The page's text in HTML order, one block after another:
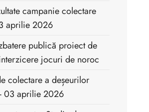
campanie colectare
aprilie 2026
publică proiect de
jocuri de noroc
colectare a deșeurilor
03 aprilie 2026